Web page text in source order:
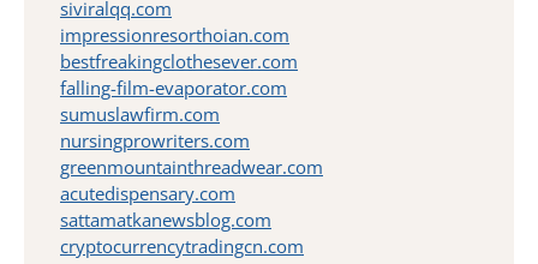
siviralqq.com
impressionresorthoian.com
bestfreakingclothesever.com
falling-film-evaporator.com
sumuslawfirm.com
nursingprowriters.com
greenmountainthreadwear.com
acutedispensary.com
sattamatkanewsblog.com
cryptocurrencytradingcn.com